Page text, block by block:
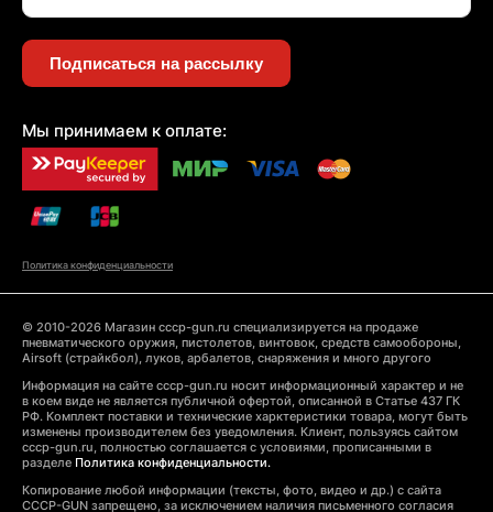
Подписаться на рассылку
Мы принимаем к оплате:
Политика конфиденциальности
© 2010-2026 Магазин cccp-gun.ru специализируется на продаже
пневматического оружия, пистолетов, винтовок, средств самообороны,
Airsoft (страйкбол), луков, арбалетов, снаряжения и много другого
Информация на сайте cccp-gun.ru носит информационный характер и не
в коем виде не является публичной офертой, описанной в Статье 437 ГК
РФ. Комплект поставки и технические харктеристики товара, могут быть
изменены производителем без уведомления. Клиент, пользуясь сайтом
cccp-gun.ru, полностью соглашается с условиями, прописанными в
разделе Политика конфиденциальности.
Копирование любой информации (тексты, фото, видео и др.) с сайта
CCCP-GUN запрещено, за исключением наличия письменного согласия